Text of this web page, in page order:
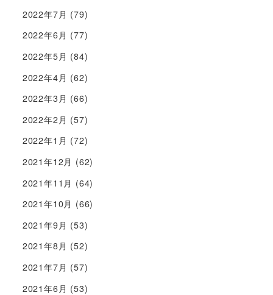
2022年7月 (79)
2022年6月 (77)
2022年5月 (84)
2022年4月 (62)
2022年3月 (66)
2022年2月 (57)
2022年1月 (72)
2021年12月 (62)
2021年11月 (64)
2021年10月 (66)
2021年9月 (53)
2021年8月 (52)
2021年7月 (57)
2021年6月 (53)